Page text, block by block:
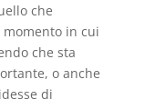
che
in cui
che sta
o anche
di